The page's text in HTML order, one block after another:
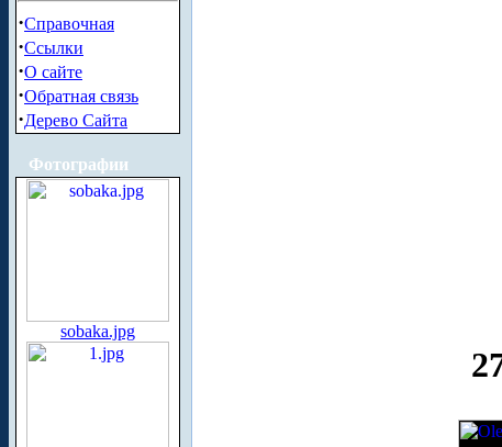
·Справочная
·Ссылки
·О сайте
·Обратная связь
·Дерево Сайта
Фотографии
sobaka.jpg